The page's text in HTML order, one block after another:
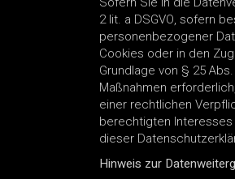
2 lit. a DSGVO, sofern
personenbezogener
Cookies oder in den
Grundlage von § 25
Maßnahmen
einer rechtlichen
berechtigten Interesses
dieser
Hinweis zur